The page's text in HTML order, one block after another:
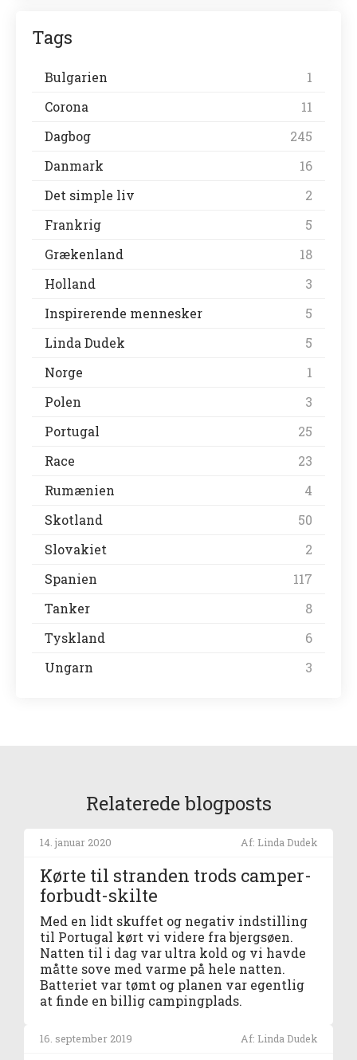
Tags
Bulgarien
1
Corona
11
Dagbog
245
Danmark
16
Det simple liv
2
Frankrig
5
Grækenland
18
Holland
3
Inspirerende mennesker
5
Linda Dudek
5
Norge
1
Polen
3
Portugal
25
Race
23
Rumænien
4
Skotland
50
Slovakiet
2
Spanien
117
Tanker
8
Tyskland
6
Ungarn
3
Relaterede blogposts
14. januar 2020 Af: Linda Dudek
Kørte til stranden trods camper-
forbudt-skilte
Med en lidt skuffet og negativ indstilling
til Portugal kørt vi videre fra bjergsøen.
Natten til i dag var ultra kold og vi havde
måtte sove med varme på hele natten.
Batteriet var tømt og planen var egentlig
at finde en billig campingplads.
16. september 2019 Af: Linda Dudek